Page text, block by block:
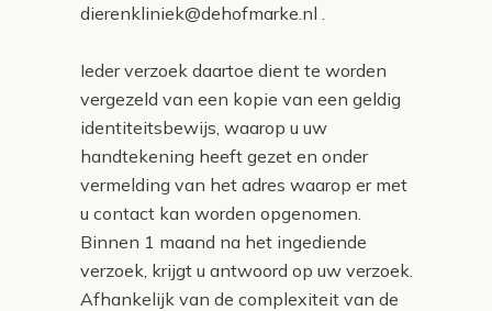
dierenkliniek@dehofmarke.nl .
Ieder verzoek daartoe dient te worden
vergezeld van een kopie van een geldig
identiteitsbewijs, waarop u uw
handtekening heeft gezet en onder
vermelding van het adres waarop er met
u contact kan worden opgenomen.
Binnen 1 maand na het ingediende
verzoek, krijgt u antwoord op uw verzoek.
Afhankelijk van de complexiteit van de